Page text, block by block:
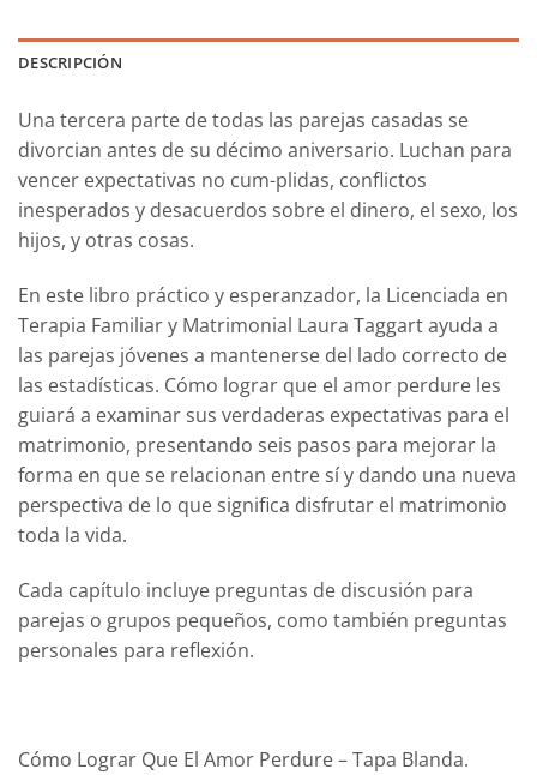
DESCRIPCIÓN
Una tercera parte de todas las parejas casadas se
divorcian antes de su décimo aniversario. Luchan para
vencer expectativas no cum-plidas, conflictos
inesperados y desacuerdos sobre el dinero, el sexo, los
hijos, y otras cosas.
En este libro práctico y esperanzador, la Licenciada en
Terapia Familiar y Matrimonial Laura Taggart ayuda a
las parejas jóvenes a mantenerse del lado correcto de
las estadísticas. Cómo lograr que el amor perdure les
guiará a examinar sus verdaderas expectativas para el
matrimonio, presentando seis pasos para mejorar la
forma en que se relacionan entre sí y dando una nueva
perspectiva de lo que significa disfrutar el matrimonio
toda la vida.
Cada capítulo incluye preguntas de discusión para
parejas o grupos pequeños, como también preguntas
personales para reflexión.
Cómo Lograr Que El Amor Perdure – Tapa Blanda.